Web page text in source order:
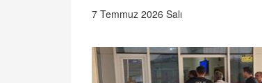
7 Temmuz 2026 Salı